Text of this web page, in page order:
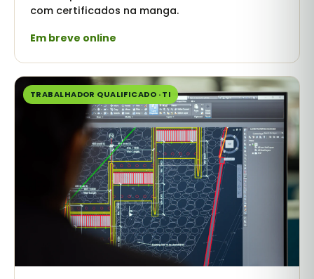
com certificados na manga.
Em breve online
TRABALHADOR QUALIFICADO · TI